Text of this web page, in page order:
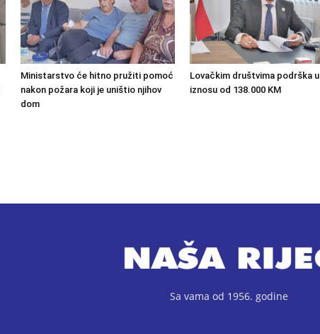
Ministarstvo će hitno pružiti pomoć
nakon požara koji je uništio njihov
dom
Lovačkim društvima podrška u
iznosu od 138.000 KM
Sa vama od 1956. godine